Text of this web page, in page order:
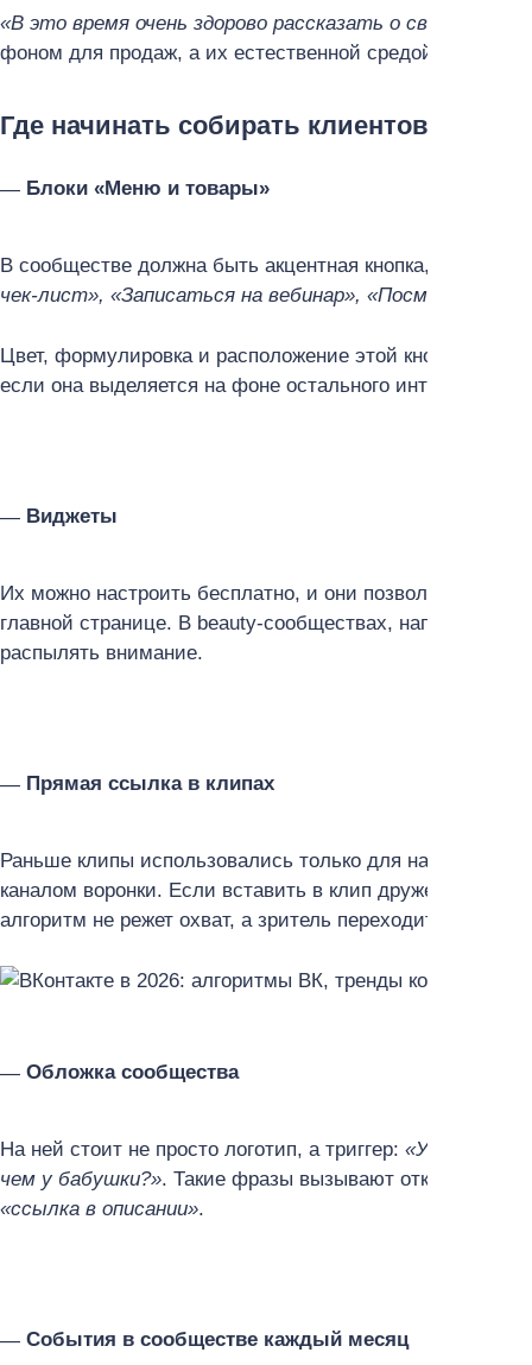
«В это время очень здорово рассказать о своей акции»
фоном для продаж, а их естественной средой.
Где начинать собирать клиентов в
Блоки «Меню и товары»
В сообществе должна быть акцентная кнопка, которая
чек-лист», «Записаться на вебинар», «Посмотреть
Цвет, формулировка и расположение этой кнопки
если она выделяется на фоне остального интерфейса.
Виджеты
Их можно настроить бесплатно, и они позволяют
главной странице. В beauty-сообществах, например,
распылять внимание.
Прямая ссылка в клипах
Раньше клипы использовались только для набора
каналом воронки. Если вставить в клип дружескую
алгоритм не режет охват, а зритель переходит сразу к
Обложка сообщества
На ней стоит не просто логотип, а триггер: «У тебя
чем у бабушки?». Такие фразы вызывают отклик, а
«ссылка в описании».
События в сообществе каждый месяц